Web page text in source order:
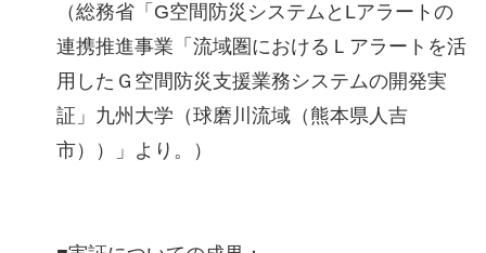
（総務省「G空間防災システムとLアラートの
連携推進事業「流域圏におけるＬアラートを活
⽤したＧ空間防災⽀援業務システムの開発実
証」九州⼤学（球磨川流域（熊本県⼈吉
市））」より。）